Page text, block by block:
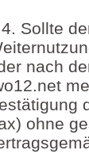
Sollte
nach
ohne